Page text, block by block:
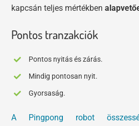
kapcsán teljes mértékben
Pontos tranzakciók
Pontos nyitás és zárás.
Mindig pontosan nyit.
Gyorsaság.
A Pingpong robot